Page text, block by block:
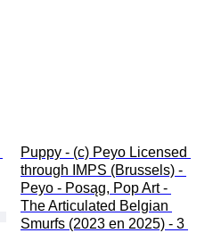
Puppy - (c) Peyo Licensed
through IMPS (Brussels) -
Peyo - Posąg, Pop Art -
The Articulated Belgian
Smurfs (2023 en 2025) - 3